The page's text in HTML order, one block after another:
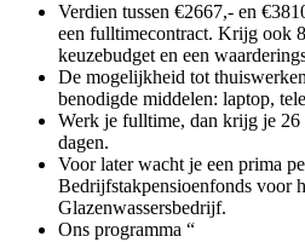
Verdien tussen €2667,- en
een fulltimecontract. Krijg ook
keuzebudget en een
De mogelijkheid tot
benodigde middelen: laptop,
Werk je fulltime, dan krijg je 26
dagen.
Voor later wacht je een prima
Bedrijfstakpensioenfonds voor
Glazenwassersbedrijf.
Ons programma “